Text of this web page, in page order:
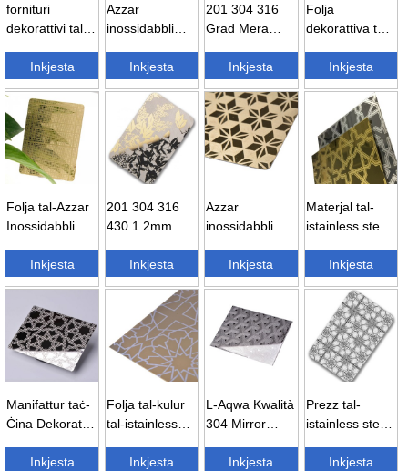
fornituri
dekorattivi tal-
istainless steel
inċiżjoni...
Inkjesta
Azzar
inossidabbli
inċiżjoni tal-
mera tad-
deheb...
Inkjesta
201 304 316
Grad Mera
Stainless ...
Inkjesta
Folja
dekorattiva tal-
imnaqqxa bil-
kulur ...
Inkjesta
Folja tal-Azzar
Inossidabbli bil-
Imnaqqxa -
Dekorazzjoni...
Inkjesta
201 304 316
430 1.2mm
inċiżjoni
dekorattiva...
Inkjesta
Azzar
inossidabbli
inċiżjoni 201
304 ta' kwalità
għolja...
Inkjesta
Materjal tal-
istainless steel
għolja, azzar
inossidabbli...
Inkjesta
Manifattur taċ-
Ċina Dekorattiv
Inċiżjoni P...
Inkjesta
Folja tal-kulur
tal-istainless
għall-inċiżjoni
Inkjesta
L-Aqwa Kwalità
304 Mirror
Customiz...
Inkjesta
Prezz tal-
istainless steel
f'inċiżjoni
Inkjesta